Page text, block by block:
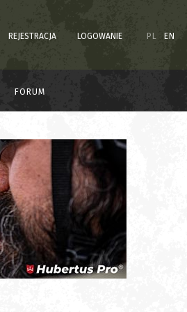
REJESTRACJA LOGOWANIE PL EN
FORUM